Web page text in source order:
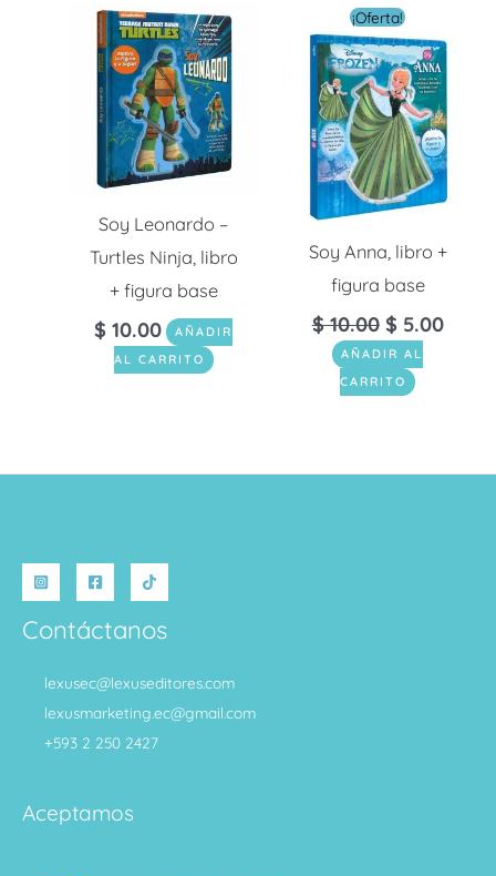
Soy Leonardo –
Turtles Ninja, libro
+ figura base
$ 10.00
AÑADIR
AL CARRITO
¡Oferta!
Soy Anna, libro +
figura base
$10.00
El
precio
original
era:
$ 10.00.
$ 5.00
es:
$
AÑADIR AL
CARRITO
Contáctanos
lexusec@lexuseditores.com
lexusmarketing.ec@gmail.com
+593 2 250 2427
Aceptamos